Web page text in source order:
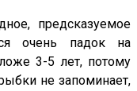
предсказуемое
очень падок на
3-5 лет, потому
не запоминает,